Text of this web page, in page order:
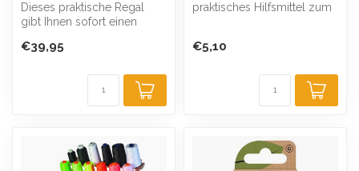
Dieses praktische Regal
gibt Ihnen sofort einen
verfügbaren G...
€39,95
praktisches Hilfsmittel zum
€5,10